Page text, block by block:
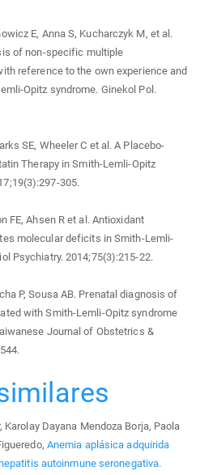
E, Anna S, Kucharczyk M, et al.
of non-specific multiple
reference to the own experience and
Opitz syndrome. Ginekol Pol.
SE, Wheeler C et al. A Placebo-
Therapy in Smith-Lemli-Opitz
305.
FE, Ahsen R et al. Antioxidant
molecular deficits in Smith-Lemli-
Psychiatry. 2014;75(3):215-22.
P, Sousa AB. Prenatal diagnosis of
with Smith-Lemli-Opitz syndrome
Journal of Obstetrics &
Karolay Dayana Mendoza Borja, Paola
Anemia aplásica adquirida
autoinmune seronegativa.